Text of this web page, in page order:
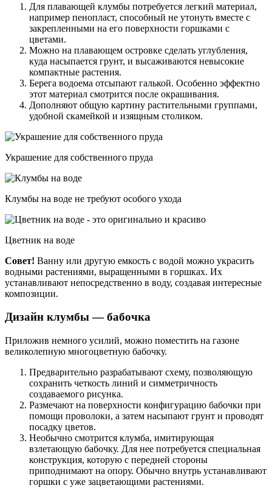
Для плавающей клумбы потребуется легкий материал,
например пенопласт, способный не утонуть вместе с
закрепленными на его поверхности горшками с
цветами.
Можно на плавающем островке сделать углубления,
куда насыпается грунт, и высаживаются невысокие
компактные растения.
Берега водоема отсыпают галькой. Особенно эффектно
этот материал смотрится после окрашивания.
Дополняют общую картину растительными группами,
удобной скамейкой и изящным столиком.
Украшение для собственного пруда
Клумбы на воде не требуют особого ухода
Цветник на воде
Совет! Ванну или другую емкость с водой можно украсить
водными растениями, выращенными в горшках. Их
устанавливают непосредственно в воду, создавая интересные
композиции.
Дизайн клумбы — бабочка
Приложив немного усилий, можно поместить на газоне
великолепную многоцветную бабочку.
Предварительно разрабатывают схему, позволяющую
сохранить четкость линий и симметричность
создаваемого рисунка.
Размечают на поверхности конфигурацию бабочки при
помощи проволоки, а затем насыпают грунт и проводят
посадку цветов.
Необычно смотрится клумба, имитирующая
взлетающую бабочку. Для нее потребуется специальная
конструкция, которую с передней стороны
приподнимают на опору. Обычно внутрь устанавливают
горшки с уже зацветающими растениями.